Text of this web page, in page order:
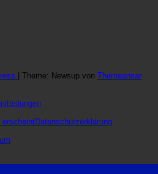
Theme: Newsup von Themeansar
erscheintDatenschutzerklärung